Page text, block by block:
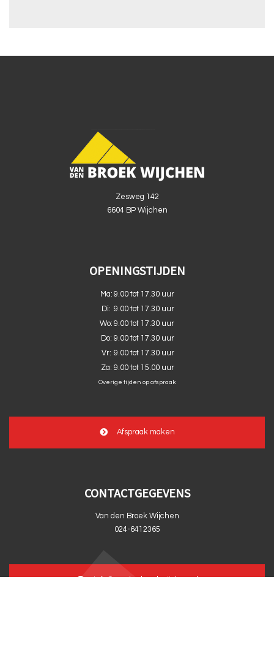
Zesweg 142
6604 BP Wijchen
OPENINGSTIJDEN
Ma: 9.00 tot 17.30 uur
Di: 9.00 tot 17.30 uur
Wo: 9.00 tot 17.30 uur
Do: 9.00 tot 17.30 uur
Vr: 9.00 tot 17.30 uur
Za: 9.00 tot 15.00 uur
Overige tijden op afspraak
Afspraak maken
CONTACTGEGEVENS
Van den Broek Wijchen
024-6412365